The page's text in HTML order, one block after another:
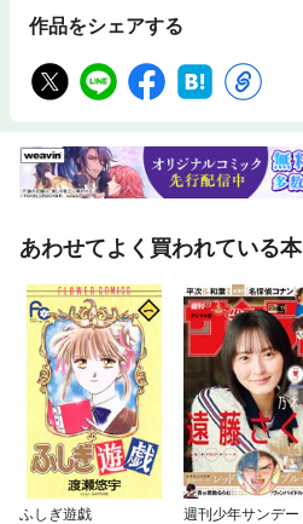
作品をシェアする
あわせてよく買われている本
ふしぎ遊戯 週刊少年サンデー